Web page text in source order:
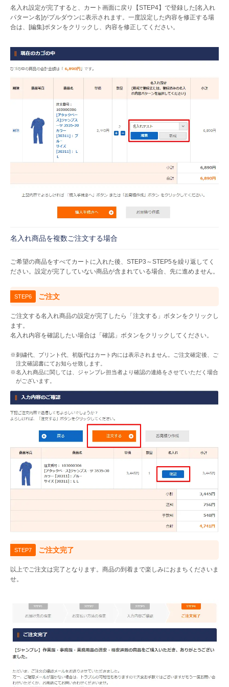
名入れ設定が完了すると、カート画面に戻り【STEP4】で登録した[名入れ
パターン名]がプルダウンに表示されます。一度設定した内容を修正する場
合は、[編集]ボタンをクリックし、内容を修正してください。
名入れ商品を複数ご注文する場合
ご希望の商品をすべてカートに入れた後、STEP3～STEP5を繰り返してく
ださい。設定が完了していない商品が含まれている場合、先に進めません。
STEP6 ご注文
ご注文する名入れ商品の設定が完了したら「注文する」ボタンをクリックし
ます。
名入れ内容を確認したい場合は「確認」ボタンをクリックしてください。
※刺繍代、プリント代、初版代はカート内には表示されません。ご注文確定後、ご
注文確認書にてお知らせ致します。
※名入れ商品に関しては、ジャンブレ担当者より確認の連絡をさせていただく場合
がございます。
STEP7 ご注文完了
以上でご注文は完了となります。商品の到着まで楽しみにおまちくださいま
せ。